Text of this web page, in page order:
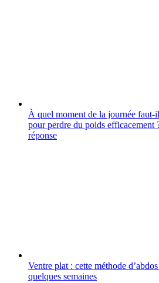
À quel moment de la journée faut-
pour perdre du poids efficacement
réponse
Ventre plat : cette méthode
quelques semaines